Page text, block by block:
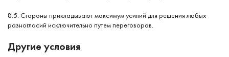
8.5. Стороны прикладывают максимум усилий для решения любых
разногласий исключительно путем переговоров.
Другие условия